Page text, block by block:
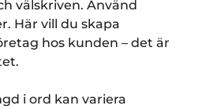
välskriven. Använd
Här vill du skapa
hos kunden – det är
i ord kan variera